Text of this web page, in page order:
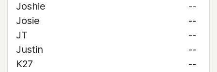
Joshie
--
Josie
--
JT
--
Justin
--
K27
--